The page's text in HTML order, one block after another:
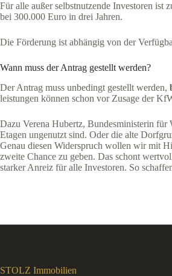
Für alle außer selbstnutzende Investoren
bei 300.000 Euro in drei Jahren.
Die Förderung ist abhängig von der
Wann muss der Antrag gestellt werden?
Der Antrag muss unbedingt gestellt werden,
leistungen können schon vor Zusage der
Dazu Verena Hubertz, Bundesministerin für
Etagen ungenutzt sind. Oder die alte
Genau diesen Widerspruch wollen wir mit
zweite Chance zu geben. Das schont
starker Anreiz für alle Investoren. So
STOLZ Immobilien